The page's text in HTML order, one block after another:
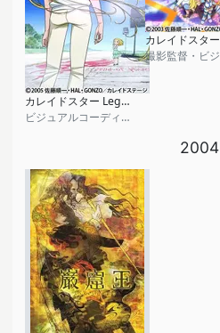
カレイドスター Legend of phoenix～レイラ・ハミルトン物語～
ビジュアルコーディネイター
2004